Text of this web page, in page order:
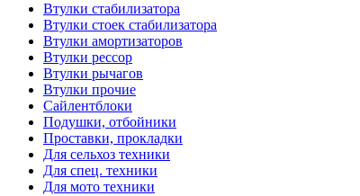
Втулки стабилизатора
Втулки стоек стабилизатора
Втулки амортизаторов
Втулки рессор
Втулки рычагов
Втулки прочие
Сайлентблоки
Подушки, отбойники
Проставки, прокладки
Для сельхоз техники
Для спец. техники
Для мото техники